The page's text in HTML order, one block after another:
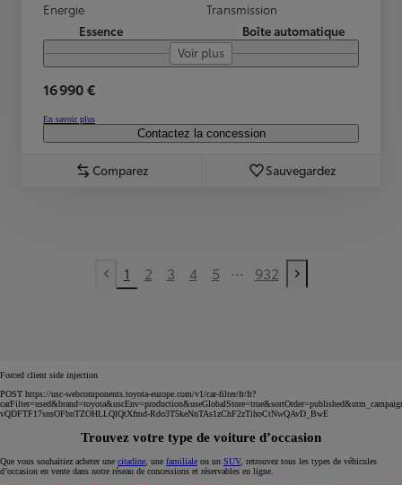
Energie
Essence
Transmission
Boîte automatique
Voir plus
16 990 €
En savoir plus
Contactez la concession
Comparez Sauvegardez
Previous page
1 2 3 4 5 ... 932
Next page
Forced client side injection
POST https://usc-webcomponents.toyota-europe.com/v1/car-filter/fr/fr?
vQDFTF17snsOFbnTZOHLLQlQtXfmd-Rdo3T5keNnTAs1zChF2zTihoCtNwQAvD_BwE
Trouvez votre type de voiture d’occasion
Que vous souhaitiez acheter une citadine , une familiale ou un SUV, retrouvez tous les types de véhicules
d’occasion en vente dans notre réseau de concessions et réservables en ligne.